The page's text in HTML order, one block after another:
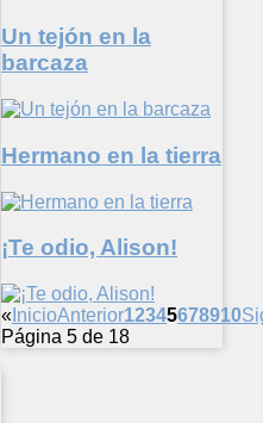
Un tejón en la
barcaza
Hermano en la tierra
¡Te odio, Alison!
« InicioAnterior12345678910
Página 5 de 18